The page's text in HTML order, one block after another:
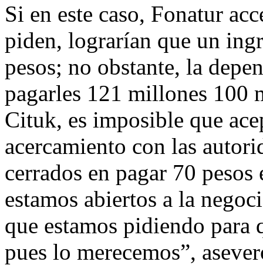
Si en este caso, Fonatur
piden, lograrían que un
pesos; no obstante, la
pagarles 121 millones 100
Cituk, es imposible que
acercamiento con las
cerrados en pagar 70
estamos abiertos a la
que estamos pidiendo
pues lo merecemos”,